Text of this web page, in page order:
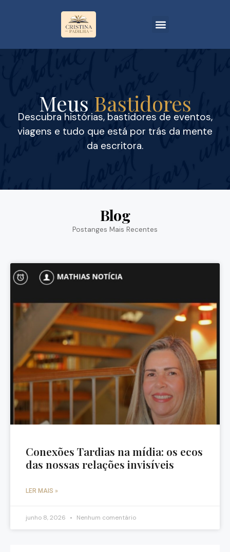
Meus Bastidores
Descubra histórias, bastidores de eventos,
viagens e tudo que está por trás da mente
da escritora.
Blog
Postanges Mais Recentes
Conexões Tardias na mídia: os ecos
das nossas relações invisíveis
LER MAIS »
junho 8, 2026 Nenhum comentário